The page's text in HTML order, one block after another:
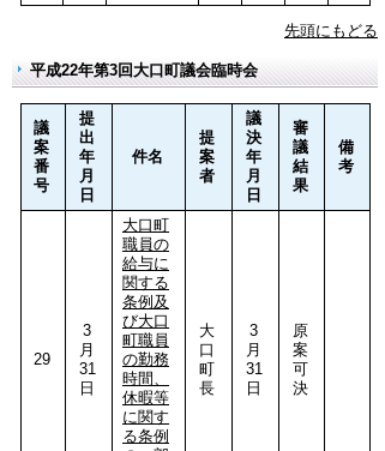
先頭にもどる
平成22年第3回大口町議会臨時会
議
案
番
号
提
出
年
月
日
件名
提
案
者
議
決
年
月
日
審
議
結
果
備
考
29
3
月
31
日
大口町
職員の
給与に
関する
条例及
び大口
町職員
の勤務
時間、
休暇等
に関す
る条例
大
口
町
長
3
月
31
日
原
案
可
決